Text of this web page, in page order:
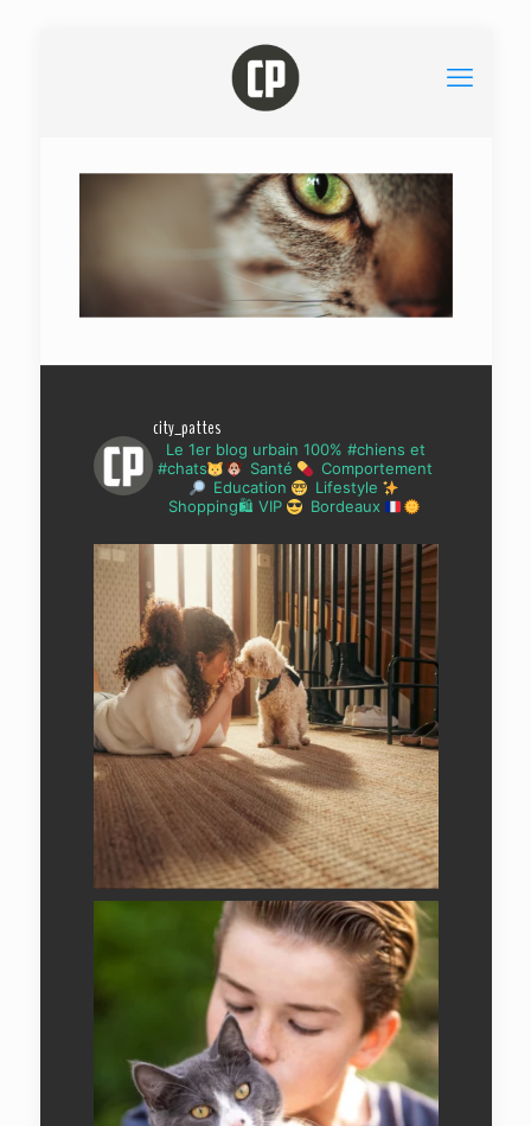
city_pattes
Le 1er blog urbain 100% #chiens et
#chats
Santé
Comportement
Education
Lifestyle
Shopping🛍 VIP
Bordeaux